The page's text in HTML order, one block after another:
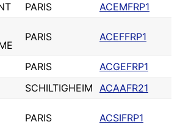
PARIS
ACEMFRP1
PARIS ACEFFRP1
PARIS
ACGEFRP1
SCHILTIGHEIM ACAAFR21
PARIS ACSIFRP1